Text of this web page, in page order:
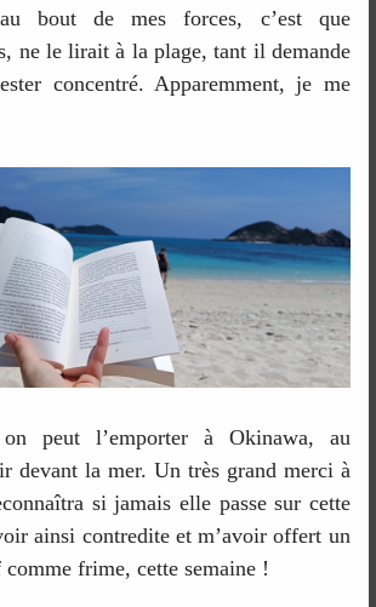
bout de mes forces, c’est que
ne le lirait à la plage, tant il demande
concentré. Apparemment, je me
on peut l’emporter à Okinawa, au
devant la mer. Un très grand merci à
si jamais elle passe sur cette
ainsi contredite et m’avoir offert un
frime, cette semaine !